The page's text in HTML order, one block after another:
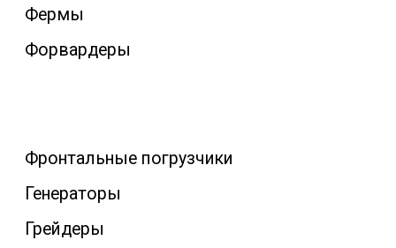
Фермы
Форвардеры
Фронтальные погрузчики
Генераторы
Грейдеры